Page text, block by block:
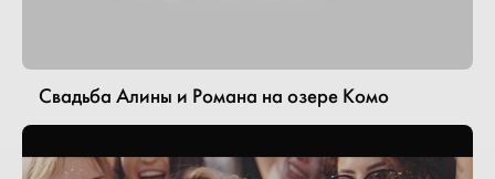
Свадьба Алины и Романа на озере Комо